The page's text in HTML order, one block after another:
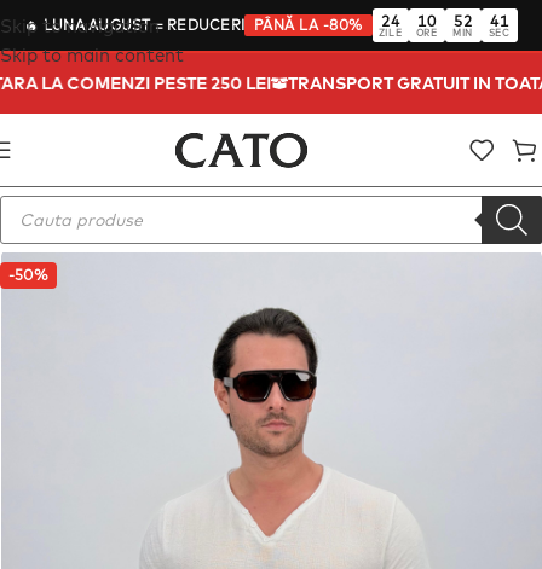
🔥 LUNA AUGUST= REDUCERI PÂNĂ LA -80% 24
ZILE
10
ORE
52
MIN
40
SEC
Skip to navigation
Skip to main content
TARA LA COMENZI PESTE 250 LEI TRANSPORT GRATUIT IN
-50%